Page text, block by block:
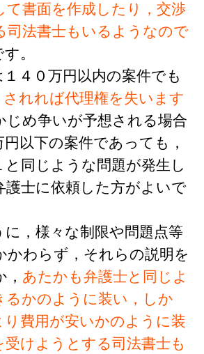
て書面を作成したり，交渉
司法書士もいるようなので
。
４０万円以内の案件でも
されれば代理権を失います
じめ争いが予想される場合
以下の案件であっても，
と同じような問題が発生し
護士に依頼した方がよいで
，様々な制限や問題点等
かわらず，それらの説明を
あたかも弁護士と同じよ
るかのように装い，しか
り費用が安いかのように装
受けようとする司法書士も